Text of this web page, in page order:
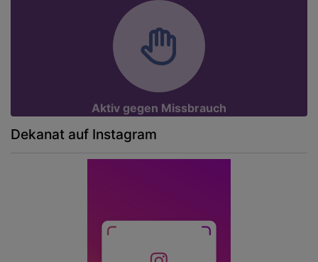
Aktiv gegen Missbrauch
Dekanat auf Instagram